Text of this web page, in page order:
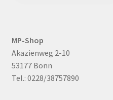
MP-Shop
Akazienweg 2-10
53177 Bonn
Tel.: 0228/38757890